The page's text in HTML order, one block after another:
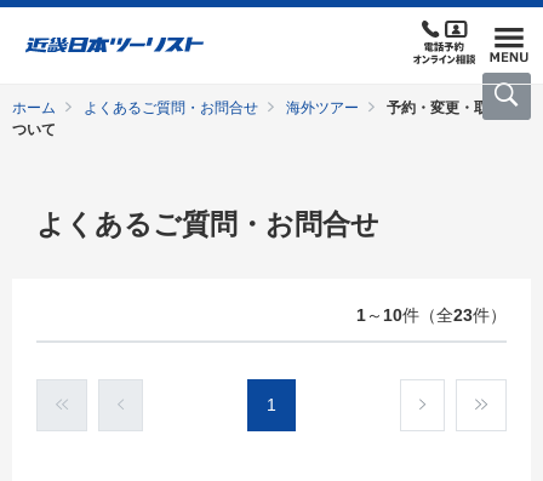
ホーム よくあるご質問・お問合せ 海外ツアー
予約・変更・取消に
ついて
よくあるご質問・お問合せ
1～ 10件（全23件）
1